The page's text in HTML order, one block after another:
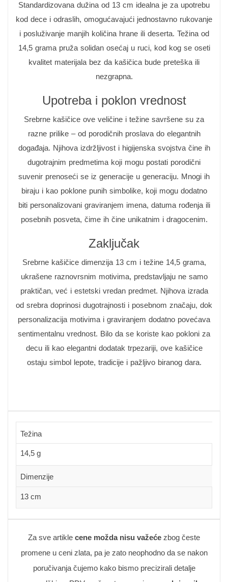
Standardizovana dužina od 13 cm idealna je za upotrebu
kod dece i odraslih, omogućavajući jednostavno rukovanje
i posluživanje manjih količina hrane ili deserta. Težina od
14,5 grama pruža solidan osećaj u ruci, kod kog se oseti
kvalitet materijala bez da kašičica bude preteška ili
nezgrapna.
Upotreba i poklon vrednost
Srebrne kašičice ove veličine i težine savršene su za
razne prilike – od porodičnih proslava do elegantnih
događaja. Njihova izdržljivost i higijenska svojstva čine ih
dugotrajnim predmetima koji mogu postati porodični
suvenir prenoseći se iz generacije u generaciju. Mnogi ih
biraju i kao poklone punih simbolike, koji mogu dodatno
biti personalizovani graviranjem imena, datuma rođenja ili
posebnih posveta, čime ih čine unikatnim i dragocenim.
Zaključak
Srebrne kašičice dimenzija 13 cm i težine 14,5 grama,
ukrašene raznovrsnim motivima, predstavljaju ne samo
praktičan, već i estetski vredan predmet. Njihova izrada
od srebra doprinosi dugotrajnosti i posebnom značaju, dok
personalizacija motivima i graviranjem dodatno povećava
sentimentalnu vrednost. Bilo da se koriste kao pokloni za
decu ili kao elegantni dodatak trpezariji, ove kašičice
ostaju simbol lepote, tradicije i pažljivo biranog dara.
Težina
14,5 g
Dimenzije
13 cm
Za sve artikle cene možda nisu važeće zbog česte
promene u ceni zlata, pa je zato neophodno da se nakon
poručivanja čujemo kako bismo precizirali detalje